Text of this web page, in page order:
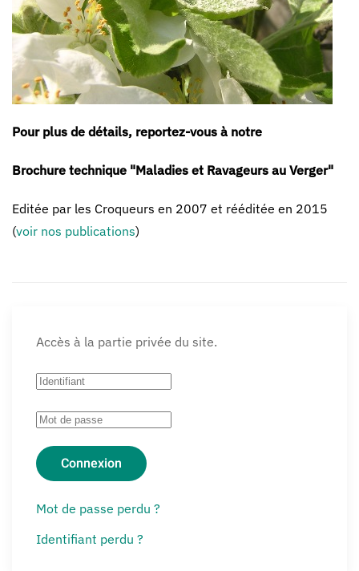
Pour plus de détails, reportez-vous à notre
Brochure technique "Maladies et Ravageurs au Verger"
Editée par les Croqueurs en 2007 et rééditée en 2015
(voir nos publications)
Accès à la partie privée du site.
Connexion
Mot de passe perdu ?
Identifiant perdu ?